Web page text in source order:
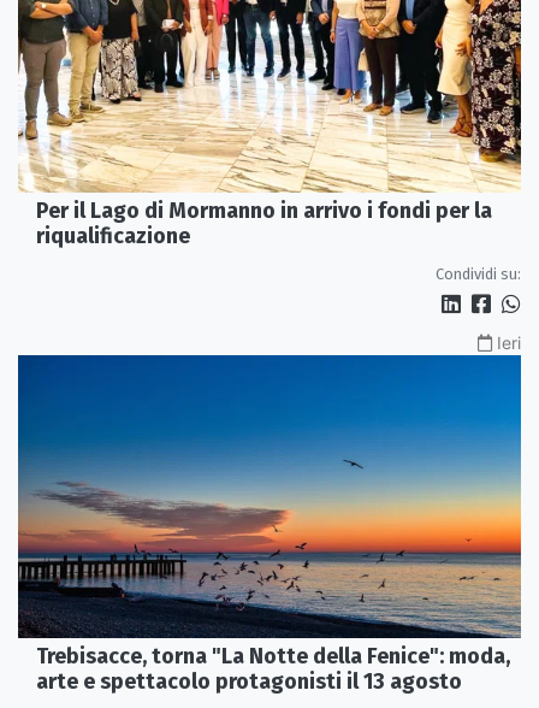
Per il Lago di Mormanno in arrivo i fondi per la
riqualificazione
Condividi su:
Ieri
Trebisacce, torna "La Notte della Fenice": moda,
arte e spettacolo protagonisti il 13 agosto